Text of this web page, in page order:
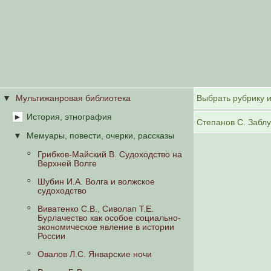
Мультижанровая библиотека
История, этнография
Авдеев А.Г. Традиционные
Средиземноморья
эволюция цивилизаций
славян
Рыбаков Б.А. Язычество древней
Руси
Язычники Трояновых веков
Рыбаков Б.А. Русалии и бог Симаргл-
Мемуары, повести, очерки, рассказы
Грибков-Майский В. Судоходство на
Верхней Волге
Шубин И.А. Волга и волжское
судоходство
Виватенко С.В., Сиволап Т.Е.
Бурлачество как особое социально-
экономическое явление в истории
России
Овалов Л.С. Январские ночи